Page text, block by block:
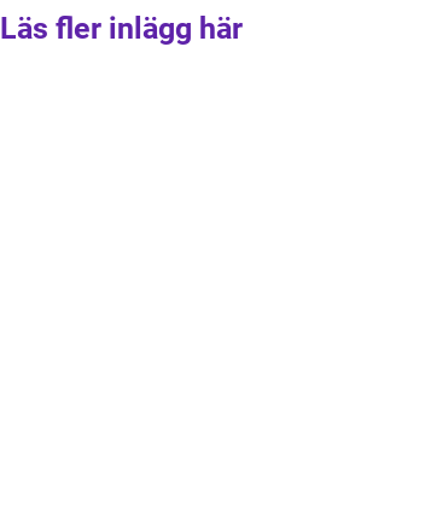
Läs fler inlägg här